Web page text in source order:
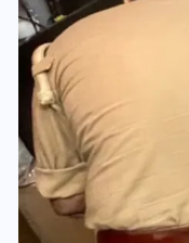
यूपी
मिली
बंपर
कटौती